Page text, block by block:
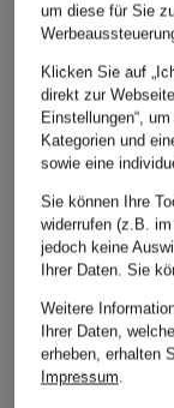
um diese für Sie
Klicken Sie auf
direkt zur
Einstellungen“,
Kategorien und
sowie eine
Sie können Ihre
widerrufen (z.B.
jedoch keine
Ihrer Daten. Sie
Weitere
Ihrer Daten,
erheben, erhalten
Impressum.